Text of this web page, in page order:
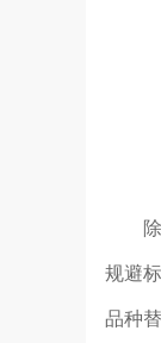
规避
品种